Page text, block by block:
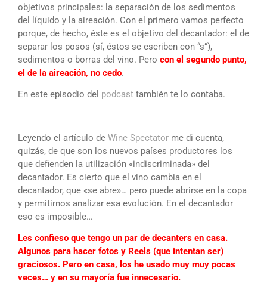
objetivos principales: la separación de los sedimentos
del líquido y la aireación. Con el primero vamos perfecto
porque, de hecho, éste es el objetivo del decantador: el de
separar los posos (sí, éstos se escriben con “s”),
sedimentos o borras del vino. Pero con el segundo punto,
el de la aireación, no cedo.
En este episodio del podcast también te lo contaba.
Leyendo el artículo de Wine Spectator me di cuenta,
quizás, de que son los nuevos países productores los
que defienden la utilización «indiscriminada» del
decantador. Es cierto que el vino cambia en el
decantador, que «se abre»… pero puede abrirse en la copa
y permitirnos analizar esa evolución. En el decantador
eso es imposible…
Les confieso que tengo un par de decanters en casa.
Algunos para hacer fotos y Reels (que intentan ser)
graciosos. Pero en casa, los he usado muy muy pocas
veces… y en su mayoría fue innecesario.